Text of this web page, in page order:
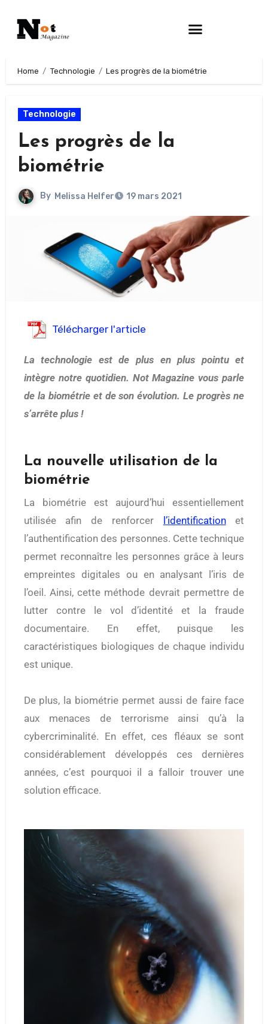
Home Technologie Les progrès de la biométrie
Technologie
Les progrès de la
biométrie
By Melissa Helfer 19 mars 2021
Télécharger l'article
La technologie est de plus en plus pointu et
intègre notre quotidien. Not Magazine vous parle
de la biométrie et de son évolution. Le progrès ne
s’arrête plus !
La nouvelle utilisation de la
biométrie
La biométrie est aujourd’hui essentiellement
utilisée afin de renforcer
l’identificationet
l’authentification des personnes. Cette technique
permet reconnaître les personnes grâce à leurs
empreintes digitales ou en analysant l’iris de
l’oeil. Ainsi, cette méthode devrait permettre de
lutter contre le vol d’identité et la fraude
documentaire. En effet, puisque les
caractéristiques biologiques de chaque individu
est unique.
De plus, la biométrie permet aussi de faire face
aux menaces de terrorisme ainsi qu’à la
cybercriminalité. En effet, ces fléaux se sont
considérablement développés ces dernières
années, c’est pourquoi il a falloir trouver une
solution efficace.